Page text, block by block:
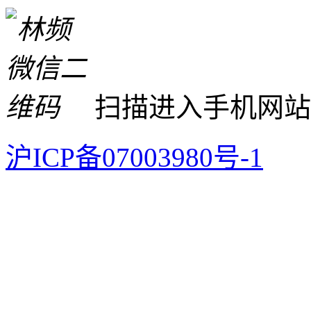
扫描进入手机网
沪ICP备07003980号-1